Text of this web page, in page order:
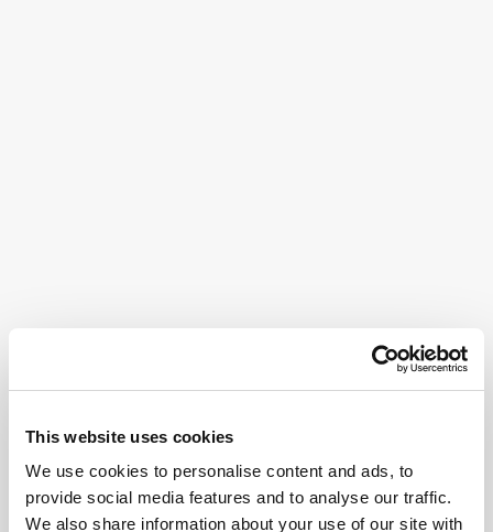
This website uses cookies
We use cookies to personalise content and ads, to
provide social media features and to analyse our traffic.
We also share information about your use of our site with